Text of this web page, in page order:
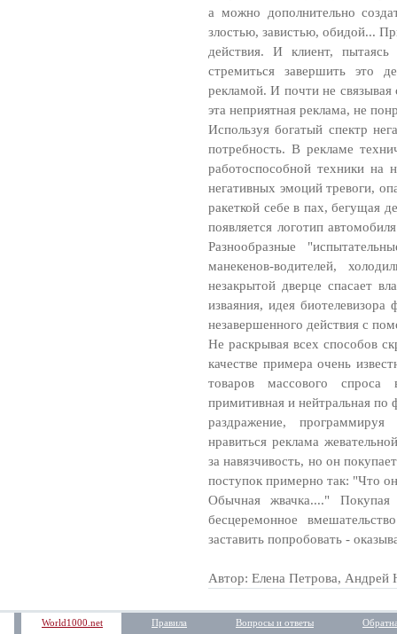
а можно дополнительно
злостью, завистью, обидой...
действия. И клиент, пытаясь
стремиться завершить это
рекламой. И почти не
эта неприятная реклама, не
Используя богатый спектр
потребность. В рекламе
работоспособной техники на
негативных эмоций тревоги,
ракеткой себе в пах, бегущая
появляется логотип
Разнообразные
манекенов-водителей,
незакрытой дверце спасает
изваяния, идея
незавершенного действия с
Не раскрывая всех способов
качестве примера очень
товаров массового
примитивная и нейтральная
раздражение,
нравиться реклама
за навязчивость, но он
поступок примерно так: "Что
Обычная жвачка...."
бесцеремонное
заставить попробовать -
Автор: Елена Петрова, Андрей
World1000.net Правила Вопросы и ответы